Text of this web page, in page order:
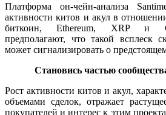
Платформа он-чейн-анализа
активности китов и акул в
биткоин, Ethereum, XRP и
предполагают, что такой всплеск
может сигнализировать о
Становись частью
Рост активности китов и акул,
объемами сделок, отражает
покупателей и интерес к этим